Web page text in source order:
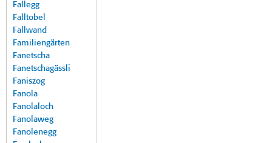
Fallegg
Falltobel
Fallwand
Familiengärten
Fanetscha
Fanetschagässli
Faniszog
Fanola
Fanolaloch
Fanolaweg
Fanolenegg